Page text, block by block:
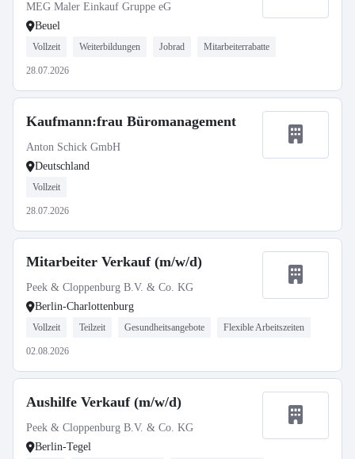
MEG Maler Einkauf Gruppe eG
Beuel
Vollzeit Weiterbildungen Jobrad Mitarbeiterrabatte
28.07.2026
Kaufmann:frau Büromanagement
Anton Schick GmbH
Deutschland
Vollzeit
28.07.2026
Mitarbeiter Verkauf (m/w/d)
Peek & Cloppenburg B.V. & Co. KG
Berlin-Charlottenburg
Vollzeit Teilzeit Gesundheitsangebote Flexible Arbeitszeiten
02.08.2026
Aushilfe Verkauf (m/w/d)
Peek & Cloppenburg B.V. & Co. KG
Berlin-Tegel